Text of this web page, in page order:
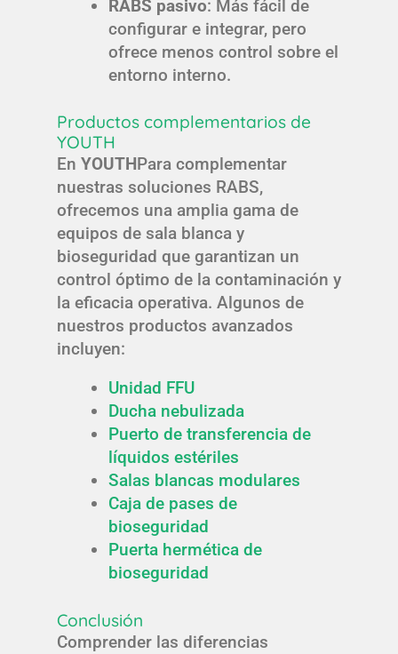
RABS pasivo: Más fácil de
configurar e integrar, pero
ofrece menos control sobre el
entorno interno.
Productos complementarios de
YOUTH
En YOUTHPara complementar
nuestras soluciones RABS,
ofrecemos una amplia gama de
equipos de sala blanca y
bioseguridad que garantizan un
control óptimo de la contaminación y
la eficacia operativa. Algunos de
nuestros productos avanzados
incluyen:
Unidad FFU
Ducha nebulizada
Puerto de transferencia de
líquidos estériles
Salas blancas modulares
Caja de pases de
bioseguridad
Puerta hermética de
bioseguridad
Conclusión
Comprender las diferencias